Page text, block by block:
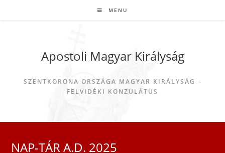
MENU
Apostoli Magyar Királyság
SZENTKORONA ORSZÁGA MAGYAR KIRÁLYSÁG –
FELVIDÉKI KONZULÁTUS
NAP-TÁR A.D. 2025